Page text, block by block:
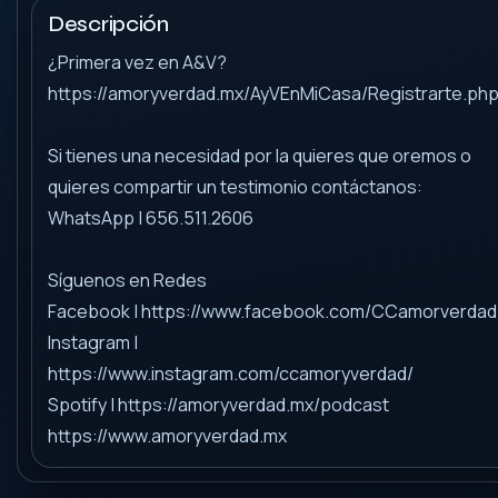
Descripción
¿Primera vez en A&V?
https://amoryverdad.mx/AyVEnMiCasa/Registrarte.php
Si tienes una necesidad por la quieres que oremos o
quieres compartir un testimonio contáctanos:
WhatsApp | 656.511.2606
Síguenos en Redes
Facebook | https://www.facebook.com/CCamorverdad
Instagram |
https://www.instagram.com/ccamoryverdad/
Spotify | https://amoryverdad.mx/podcast
https://www.amoryverdad.mx